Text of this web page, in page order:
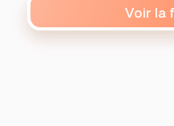
Voir la